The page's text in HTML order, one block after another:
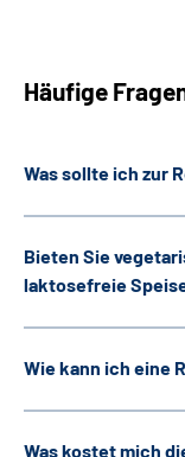
Häufige
Was sollte ich zur
Bieten Sie
laktosefreie
Wie kann ich eine
Was kostet mich